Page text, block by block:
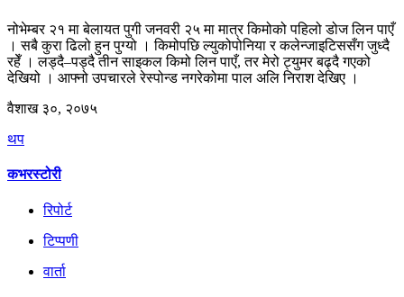
नोभेम्बर २१ मा बेलायत पुगी जनवरी २५ मा मात्र किमोको पहिलो डोज लिन पाएँ
। सबै कुरा ढिलो हुन पुग्यो । किमोपछि ल्युकोपोनिया र कलेन्जाइटिससँग जुध्दै
रहेँ । लड्दै–पड्दै तीन साइकल किमो लिन पाएँ, तर मेरो ट्युमर बढ्दै गएको
देखियो । आफ्नो उपचारले रेस्पोन्ड नगरेकोमा पाल अलि निराश देखिए ।
वैशाख ३०, २०७५
थप
कभरस्टोरी
रिपोर्ट
टिप्पणी
वार्ता